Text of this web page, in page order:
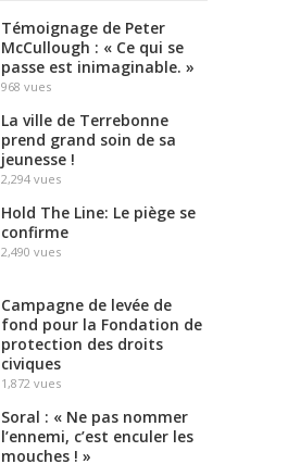
Témoignage de Peter
McCullough : « Ce qui se
passe est inimaginable. »
968 vues
La ville de Terrebonne
prend grand soin de sa
jeunesse !
2,294 vues
Hold The Line: Le piège se
confirme
2,490 vues
Campagne de levée de
fond pour la Fondation de
protection des droits
civiques
1,872 vues
Soral : « Ne pas nommer
l’ennemi, c’est enculer les
mouches ! »